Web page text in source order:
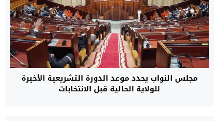
مجلس النواب يحدد موعد الدورة التشريعية الأخيرة
للولاية الحالية قبل الانتخابات